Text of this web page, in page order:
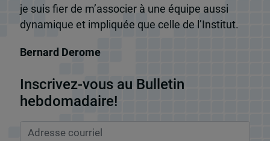
je suis fier de m’associer à une équipe aussi
dynamique et impliquée que celle de l’Institut.
Bernard Derome
Inscrivez-vous au Bulletin
hebdomadaire!